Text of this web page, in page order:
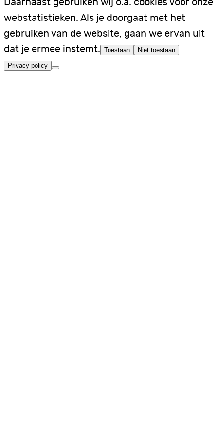
Daarnaast gebruiken wij o.a. cookies voor onze
webstatistieken. Als je doorgaat met het
gebruiken van de website, gaan we ervan uit
dat je ermee instemt. Toestaan Niet toestaan
Privacy policy